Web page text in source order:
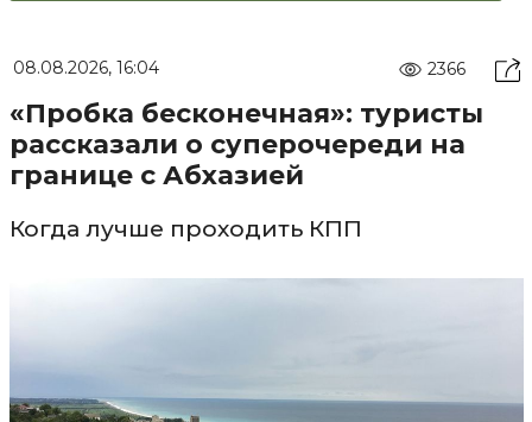
08.08.2026, 16:04 2366
«Пробка бесконечная»: туристы
рассказали о суперочереди на
границе с Абхазией
Когда лучше проходить КПП